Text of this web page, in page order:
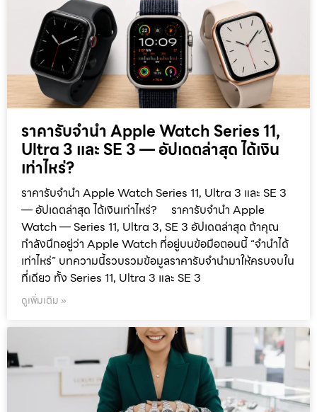
ราคารับจำนำ Apple Watch Series 11,
Ultra 3 และ SE 3 — อัปเดตล่าสุด ได้เงิน
เท่าไหร่?
ราคารับจำนำ Apple Watch Series 11, Ultra 3 และ SE 3
— อัปเดตล่าสุด ได้เงินเท่าไหร่? ราคารับจำนำ Apple
Watch — Series 11, Ultra 3, SE 3 อัปเดตล่าสุด ถ้าคุณ
กำลังนึกอยู่ว่า Apple Watch ที่อยู่บนข้อมือตอนนี้ “จำนำได้
เท่าไหร่” บทความนี้รวบรวมข้อมูลราคารับจำนำมาให้ครบจบใน
ที่เดียว ทั้ง Series 11, Ultra 3 และ SE 3
ดูเพิ่มเติม »